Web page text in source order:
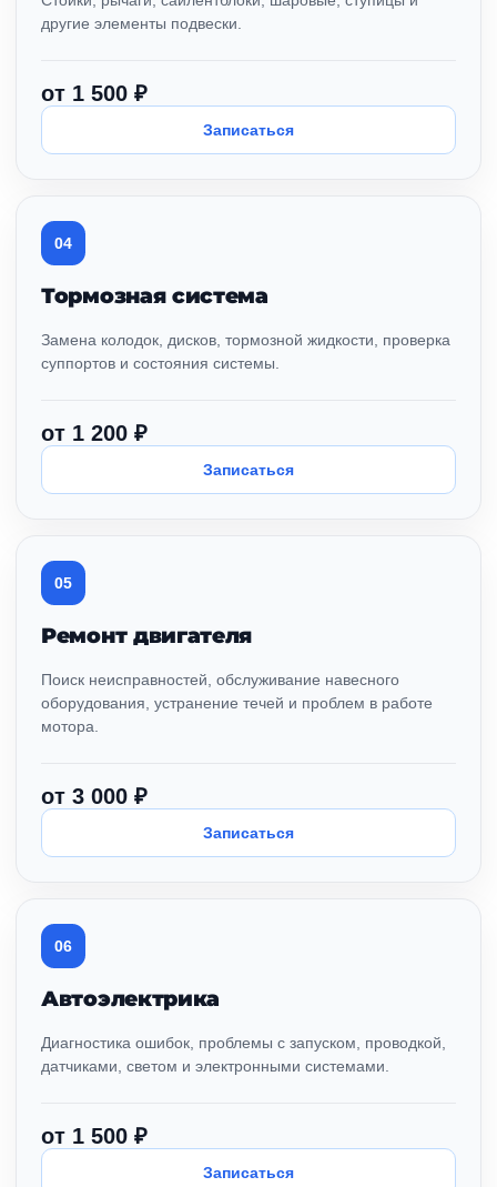
другие элементы подвески.
от 1 500 ₽
Записаться
04
Тормозная система
Замена колодок, дисков, тормозной жидкости, проверка
суппортов и состояния системы.
от 1 200 ₽
Записаться
05
Ремонт двигателя
Поиск неисправностей, обслуживание навесного
оборудования, устранение течей и проблем в работе
мотора.
от 3 000 ₽
Записаться
06
Автоэлектрика
Диагностика ошибок, проблемы с запуском, проводкой,
датчиками, светом и электронными системами.
от 1 500 ₽
Записаться